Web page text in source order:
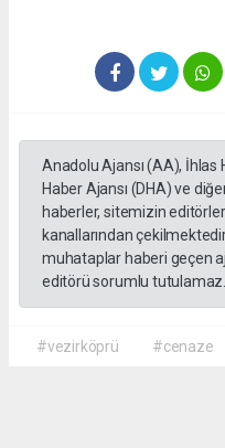
Anadolu Ajansı (AA), İhlas
Haber Ajansı (DHA) ve
haberler, sitemizin
kanallarından
muhataplar haberi geçen
editörü sorumlu tutulamaz...
#vezirköprü #cenaze